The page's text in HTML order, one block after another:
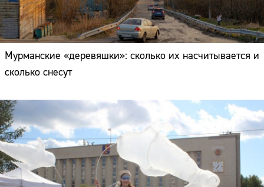
Мурманские «деревяшки»: сколько их насчитывается и
сколько снесут